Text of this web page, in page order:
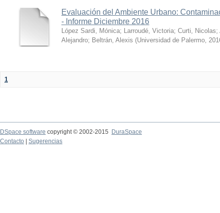
Evaluación del Ambiente Urbano:
- Informe Diciembre 2016
López Sardi, Mónica; Larroudé, Victoria; Curti, Nicolas;
Alejandro; Beltrán, Alexis (Universidad de Palermo,
1
DSpace software copyright © 2002-2015
DuraSpace
Contacto
Sugerencias